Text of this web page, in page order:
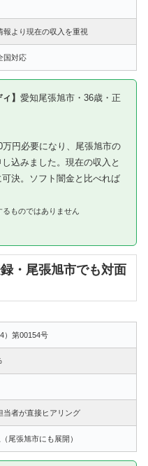
報より現在の収入を重視
国対応
】 愛知尾張旭市・36歳・正
万円必要になり、尾張旭市の
込みました。現在の収入と
決。ソフト闇金と比べれば
ものではありません
・尾張旭市でも対面
）第00154号
当者が直接ヒアリング
尾張旭市にも展開）